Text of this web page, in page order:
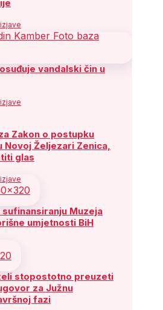
vandalski čin u
Zakon o postupku
Željezari Zenica,
glas
Muzeja
umjetnosti BiH
stopostotno preuzeti
za Južnu
fazi